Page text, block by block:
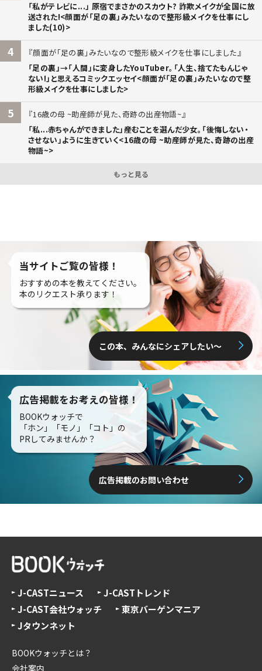
「私がテレビに...」 原宿でまさかのスカウト? 詐欺メイクが全国に放
送された!<顔面が「足の裏」みたいなので整形級メイクを仕事にし
ました(10)>
4
顔面が「足の裏」みたいなので整形級メイクを仕事にしました
「足の裏」→「人間」に変身したYouTuber。「人生、捨てたもんじゃ
ない!」と思えるコミックエッセイ<顔面が「足の裏」みたいなので整
形級メイクを仕事にしました>
5
16歳の母 ~助産師が見た、奇跡の出産物語~
「私...赤ちゃんができました」――産むことを選んだ少女。「後悔しない・
させない」ように生きていく<16歳の母 ~助産師が見た、奇跡の出産
物語~>
もっと見る
当サイトご覧の皆様！
おすすめの本を教えてください。
本のリクエスト承ります！
この本、みんなにシェアしたい〜
広告掲載をお考えの皆様！
BOOKウォッチで
「ホン」「モノ」「コト」の
PRしてみませんか？
広告掲載のお問い合わせ
J-CASTニュース
J-CASTトレンド
J-CAST会社ウォッチ
東京バーゲンマニア
Jタウンネット
BOOKウォッチとは？
会社案内